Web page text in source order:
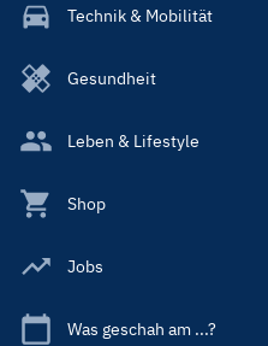
Technik & Mobilität
Gesundheit
Leben & Lifestyle
Shop
Jobs
Was geschah am ...?